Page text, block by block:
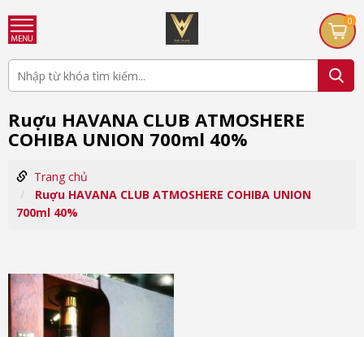
0
Ruợu HAVANA CLUB ATMOSHERE
COHIBA UNION 700ml 40%
Trang chủ
Ruợu HAVANA CLUB ATMOSHERE COHIBA UNION
700ml 40%